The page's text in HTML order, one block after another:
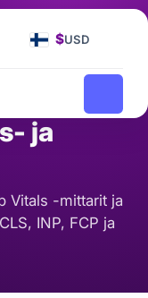
$USD
ja
Vitals -mittarit ja
INP, FCP ja